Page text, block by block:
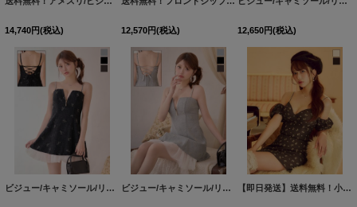
14,740円(税込) 12,570円(税込) 12,650円(税込)
ビジュー/キャミソール/リボン/チュール/バックオープン/ジップ/Aライン/ミニドレス/キャバドレス【XS-Mサイズ/3カラー】（8月中旬発送予定） [OF01]【SB】dzwgBF ビジュー/キャミソール/リボン/チュール/バックオープン/ジップ/Aライン/ミニドレス/キャバドレス【XS-Mサイズ/3カラー】【予約商品/8月中旬発送予定】 [OF01]【SB】dzwgBF 【即日発送】送料無料！小花柄/パフスリーブ/オフショル/セットアップ/ミニドレス/キャバドレス【XS-Mサイズ/2カラー】[OF03]【YN】dzjvAGY